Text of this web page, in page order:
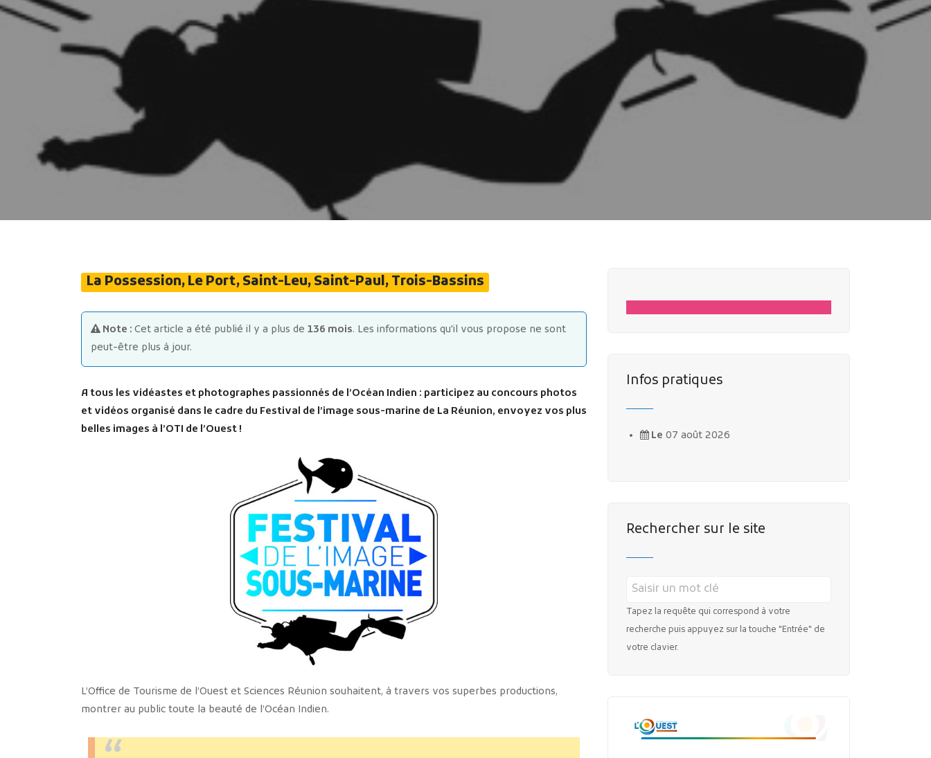
La Possession, Le Port, Saint-Leu, Saint-Paul, Trois-Bassins
Note : Cet article a été publié il y a plus de 136 mois. Les informations qu'il vous propose ne sont
peut-être plus à jour.
A tous les vidéastes et photographes passionnés de l’Océan Indien : participez au concours photos
et vidéos organisé dans le cadre du Festival de l’image sous-marine de La Réunion, envoyez vos plus
belles images à l’OTI de l’Ouest !
L’Office de Tourisme de l’Ouest et Sciences Réunion souhaitent, à travers vos superbes productions,
montrer au public toute la beauté de l’Océan Indien.
Infos pratiques
Le 07 août 2026
Rechercher sur le site
Tapez la requête qui correspond à votre
recherche puis appuyez sur la touche "Entrée" de
votre clavier.